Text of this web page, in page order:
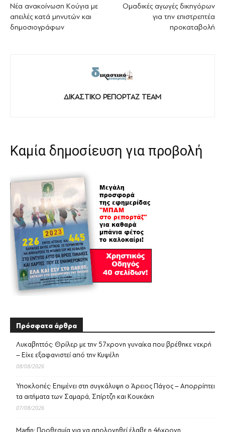
Νέα ανακοίνωση Κούγια με
απειλές κατά μηνυτών και
δημοσιογράφων
Ομαδικές αγωγές δικηγόρων
για την επιστρεπτέα
προκαταβολή
ΔΙΚΑΣΤΙΚΟ ΡΕΠΟΡΤΑΖ TEAM
Καμία δημοσίευση για προβολή
Πρόσφατα άρθρα
Λυκαβηττός: Θρίλερ με την 57χρονη γυναίκα που βρέθηκε νεκρή
– Είχε εξαφανιστεί από την Κυψέλη
08/08/2026
Υποκλοπές: Επιμένει στη συγκάλυψη ο Άρειος Πάγος – Απορρίπτει
τα αιτήματα των Σαμαρά, Σπίρτζη και Κουκάκη
07/08/2026
Marfin: Προθεσμία για να απολογηθεί έλαβε η 46χρονη